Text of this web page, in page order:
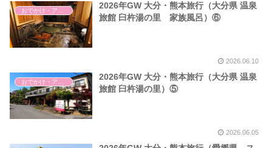
2026年GW 大分・熊本旅行（大分県 温泉
旅館 臼杵湯の里 家族風呂）⑥
2026.06.10
2026年GW 大分・熊本旅行（大分県 温泉
旅館 臼杵湯の里）⑤
2026.06.05